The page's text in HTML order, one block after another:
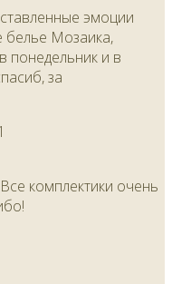
эмоции
белье Мозаика,
понедельник и в
за
комплектики очень